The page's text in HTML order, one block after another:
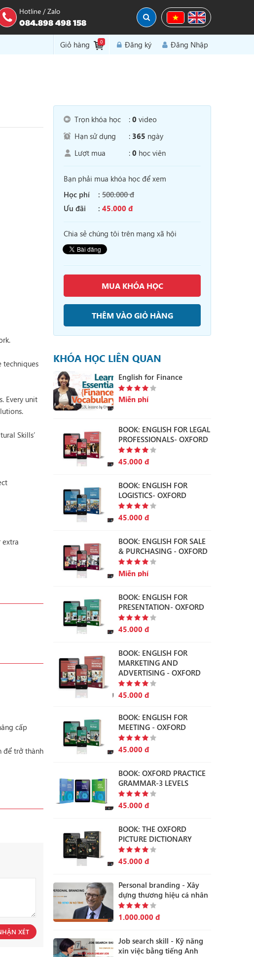
Hotline / Zalo
084.898 498 158
Giỏ hàng 0 Đăng ký Đăng Nhập
techniques
Every unit
Skills’
extra
cấp
để trở thành
XÉT
Trọn khóa học : 0 video
Hạn sử dụng
: 365 ngày
Lượt mua
: 0 học viên
Bạn phải mua khóa học để xem
Học phí
: 500.000 đ
Ưu đãi
: 45.000 đ
Chia sẻ chúng tôi trên mạng xã hội
MUA KHÓA HỌC
THÊM VÀO GIỎ HÀNG
KHÓA HỌC LIÊN QUAN
English for Finance
Miễn phí
BOOK: ENGLISH FOR LEGAL
PROFESSIONALS- OXFORD
45.000 đ
BOOK: ENGLISH FOR
LOGISTICS- OXFORD
45.000 đ
BOOK: ENGLISH FOR SALE
& PURCHASING - OXFORD
Miễn phí
BOOK: ENGLISH FOR
PRESENTATION- OXFORD
45.000 đ
BOOK: ENGLISH FOR
MARKETING AND
ADVERTISING - OXFORD
45.000 đ
BOOK: ENGLISH FOR
MEETING - OXFORD
45.000 đ
BOOK: OXFORD PRACTICE
GRAMMAR-3 LEVELS
45.000 đ
BOOK: THE OXFORD
PICTURE DICTIONARY
45.000 đ
Personal branding - Xây
dựng thương hiệu cá nhân
1.000.000 đ
Job search skill - Kỹ năng
xin việc bằng tiếng Anh